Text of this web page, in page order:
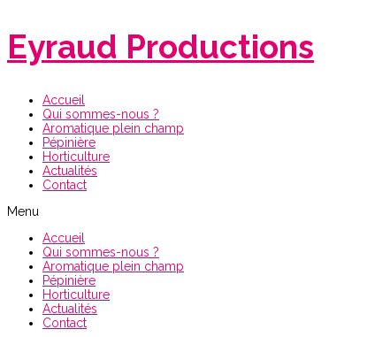
Eyraud Productions
Accueil
Qui sommes-nous ?
Aromatique plein champ
Pépinière
Horticulture
Actualités
Contact
Menu
Accueil
Qui sommes-nous ?
Aromatique plein champ
Pépinière
Horticulture
Actualités
Contact